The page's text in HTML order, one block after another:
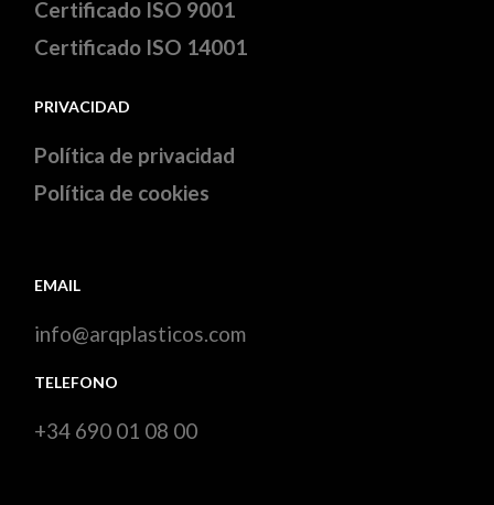
Certificado ISO 9001
Certificado ISO 14001
PRIVACIDAD
Política de privacidad
Política de cookies
EMAIL
info@arqplasticos.com
TELEFONO
+34 690 01 08 00